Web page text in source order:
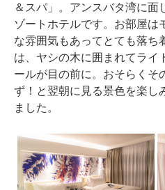
＆スパ」。アンスバタ湾に面
ゾートホテルです。お部屋は
な雰囲気もあってとても落ち
は、ヤシの木に囲まれてライ
ールが目の前に。おそらくそ
ず！と翌朝に見る景色を楽し
ました。